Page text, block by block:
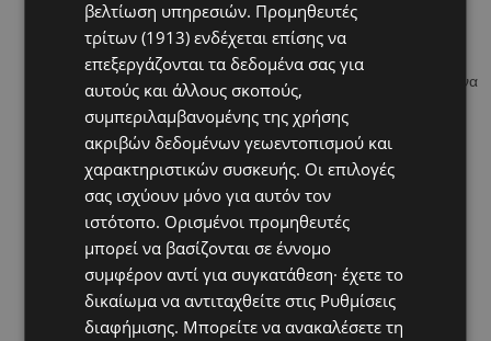
Βοηθήστε το να γυρίζει και από την άλλη πλευρά
χρησιμοποιώντας μια τυλιγμένη πετσέτα.
Βάλτε το στο κρεβάτι με τέτοιο τρόπο ώστε να αναγκάζεται να
γυρίζει να σας βλέπει προς τη πλευρά που δεν προτιμά.
Προσπαθήστε να το τοποθετείται στο παιδικό του κάθισμα,
σε ημικαθιστή θέση, ώστε να αναγκάζεται να γυρίζει το κεφάλι
Αφήστε το να κάθεται στα γόνατά σας ή σε ένα παιδικό
κάθισμα αρκετό χρόνο.
Κρατήστε το σε διαφορετικές θέσεις. Υπάρχουν πολλοί
διασκεδαστικοί τρόποι για να το βοηθήσετε να αναπτύξει τους
μυς του.
βελτίωση υπηρεσιών. Προμηθευτές
τρίτων (1913) ενδέχεται επίσης να
επεξεργάζονται τα δεδομένα σας για
αυτούς και άλλους σκοπούς,
συμπεριλαμβανομένης της χρήσης
ακριβών δεδομένων γεωεντοπισμού και
χαρακτηριστικών συσκευής. Οι επιλογές
σας ισχύουν μόνο για αυτόν τον
ιστότοπο. Ορισμένοι προμηθευτές
μπορεί να βασίζονται σε έννομο
συμφέρον αντί για συγκατάθεση· έχετε το
δικαίωμα να αντιταχθείτε στις Ρυθμίσεις
διαφήμισης. Μπορείτε να ανακαλέσετε τη